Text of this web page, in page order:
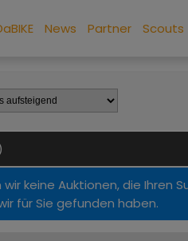
News Partner Scouts
keine Auktionen, die Ihren
für Sie gefunden haben.